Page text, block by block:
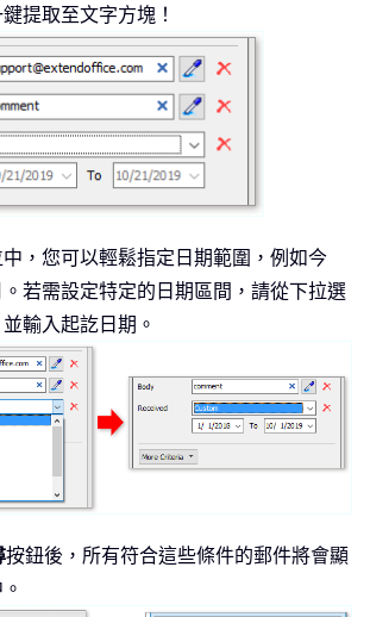
提取至文字方塊！
，您可以輕鬆指定日期範圍，例如今
若需設定特定的日期區間，請從下拉選
並輸入起訖日期。
按鈕後，所有符合這些條件的郵件將會顯